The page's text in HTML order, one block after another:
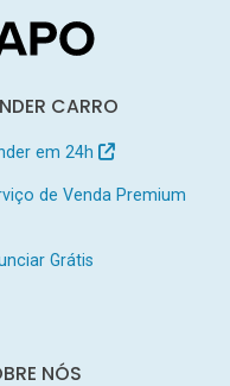
CARRO
em 24h
de Venda Premium
Grátis
NÓS